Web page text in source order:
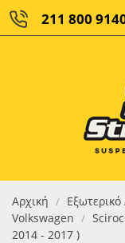
211 800
Αρχική /
Volkswagen /
2014 - 2017 )